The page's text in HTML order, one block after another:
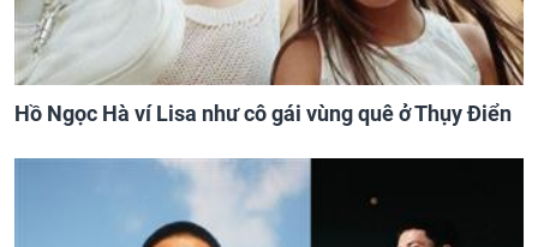
Hồ Ngọc Hà ví Lisa như cô gái vùng quê ở Thụy Điển